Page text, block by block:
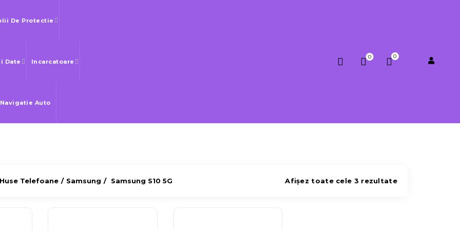
De Protectie
Date Incarcatoare
Auto
0 0
Huse Telefoane Samsung Samsung S10 5G Afișez toate cele 3 rezultate